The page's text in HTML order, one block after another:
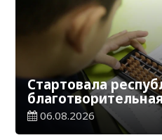
Стартовала
школу»
06.08.2026